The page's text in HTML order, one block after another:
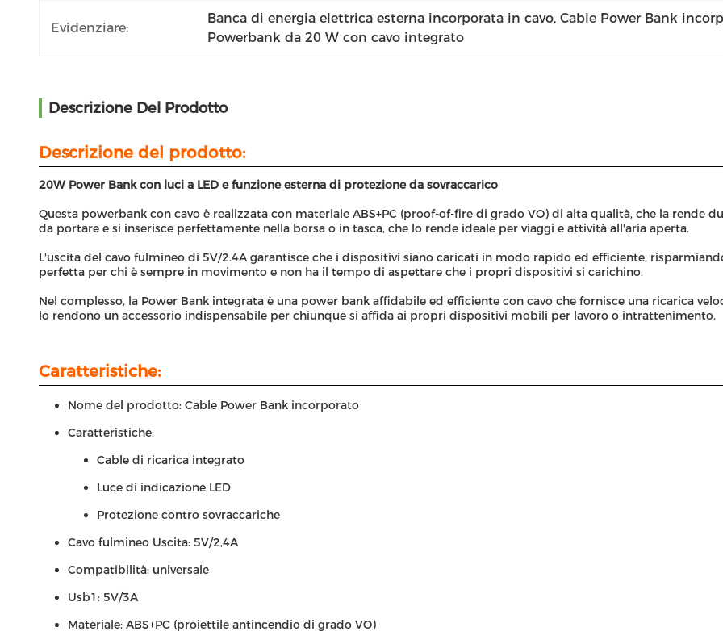
Evidenziare:
Banca di energia elettrica esterna incorporata in cavo, Cable Power Bank
Powerbank da 20 W con cavo integrato
Descrizione Del Prodotto
Descrizione del prodotto:
20W Power Bank con luci a LED e funzione esterna di protezione da sovraccarico
Questa powerbank con cavo è realizzata con materiale ABS+PC (proof-of-fire di grado VO) di alta qualità, che la rende
da portare e si inserisce perfettamente nella borsa o in tasca, che lo rende ideale per viaggi e attività all'aria aperta.
L'uscita del cavo fulmineo di 5V/2.4A garantisce che i dispositivi siano caricati in modo rapido ed efficiente,
perfetta per chi è sempre in movimento e non ha il tempo di aspettare che i propri dispositivi si carichino.
Nel complesso, la Power Bank integrata è una power bank affidabile ed efficiente con cavo che fornisce una ricarica
lo rendono un accessorio indispensabile per chiunque si affida ai propri dispositivi mobili per lavoro o intrattenimento.
Caratteristiche:
Nome del prodotto: Cable Power Bank incorporato
Caratteristiche:
Cable di ricarica integrato
Luce di indicazione LED
Protezione contro sovraccariche
Cavo fulmineo Uscita: 5V/2,4A
Compatibilità: universale
Usb1: 5V/3A
Materiale: ABS+PC (proiettile antincendio di grado VO)